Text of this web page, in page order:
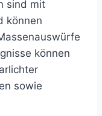
sind mit
können
können
sowie